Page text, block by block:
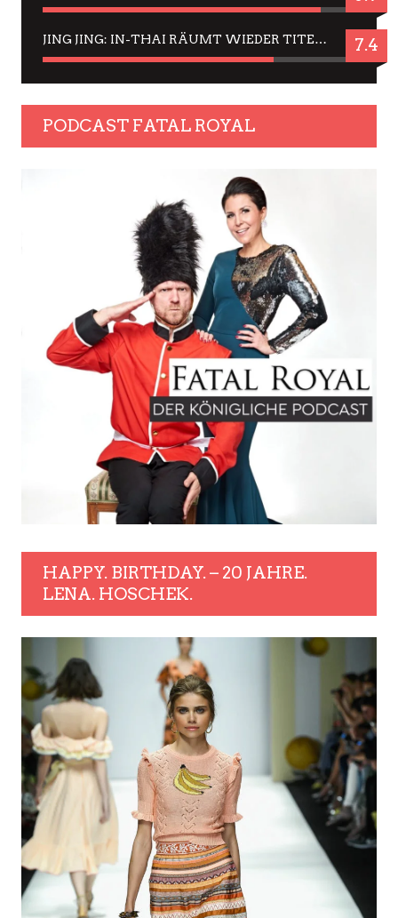
JING JING: IN-THAI RÄUMT WIEDER TITEL AB – EIN ZWEI-STUNDEN-ERLEBNISBERICHT 7.4
PODCAST FATAL ROYAL
HAPPY. BIRTHDAY. – 20 JAHRE.
LENA. HOSCHEK.